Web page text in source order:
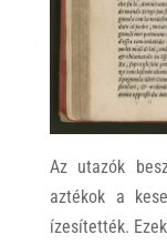
Az utazók
aztékok a
ízesítették.